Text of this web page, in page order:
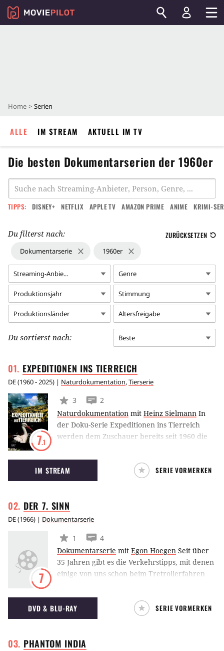
Home Serien
ALLE IM STREAM AKTUELL IM TV
Die besten Dokumentarserien der 1960er
TIPPS: DISNEY+ NETFLIX APPLE TV AMAZON PRIME ANIME KRIMI-
Du filterst nach: ZURÜCKSETZEN
Dokumentarserie 1960er
Streaming-Anbie... Genre
Produktionsjahr Stimmung
Produktionsländer Altersfreigabe
Du sortierst nach: Beste
EXPEDITIONEN INS TIERREICH
DE(1960 - 2025) | Naturdokumentation,Tierserie
7.1
3
2
Naturdokumentation mit Heinz Sielmann In
der Doku-Serie Expeditionen ins Tierreich
werden dem Zuschauer bereits seit 1960 die
näher gebracht.
IM STREAM SERIE VORMERKEN
DER 7. SINN
DE(1966) | Dokumentarserie
7
1
4
Dokumentarserie mit Egon Hoegen Seit über
35 Jahren gibt es die Verkehrstipps, mit denen
einige von uns schon beim Tretrollerfahren
war, erscheint heute komisch oder "kultig".
Die damals neuesten Automodelle sind heute
begehrte Oldtimer.
DVD & BLU-RAY SERIE VORMERKEN
PHANTOM INDIA